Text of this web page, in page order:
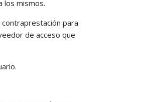
los mismos.
para
de acceso que